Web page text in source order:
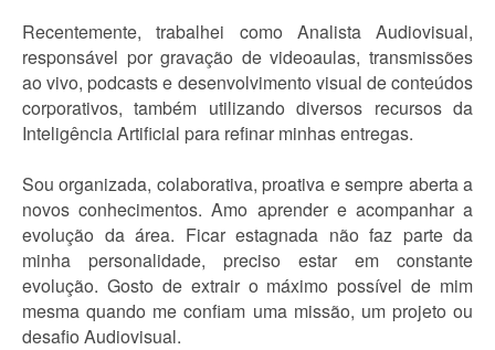
Recentemente, trabalhei como Analista Audiovisual,
responsável por gravação de videoaulas, transmissões
ao vivo, podcasts e desenvolvimento visual de conteúdos
corporativos, também utilizando diversos recursos da
Inteligência Artificial para refinar minhas entregas.
Sou organizada, colaborativa, proativa e sempre aberta a
novos conhecimentos. Amo aprender e acompanhar a
evolução da área. Ficar estagnada não faz parte da
minha personalidade, preciso estar em constante
evolução. Gosto de extrair o máximo possível de mim
mesma quando me confiam uma missão, um projeto ou
desafio Audiovisual.